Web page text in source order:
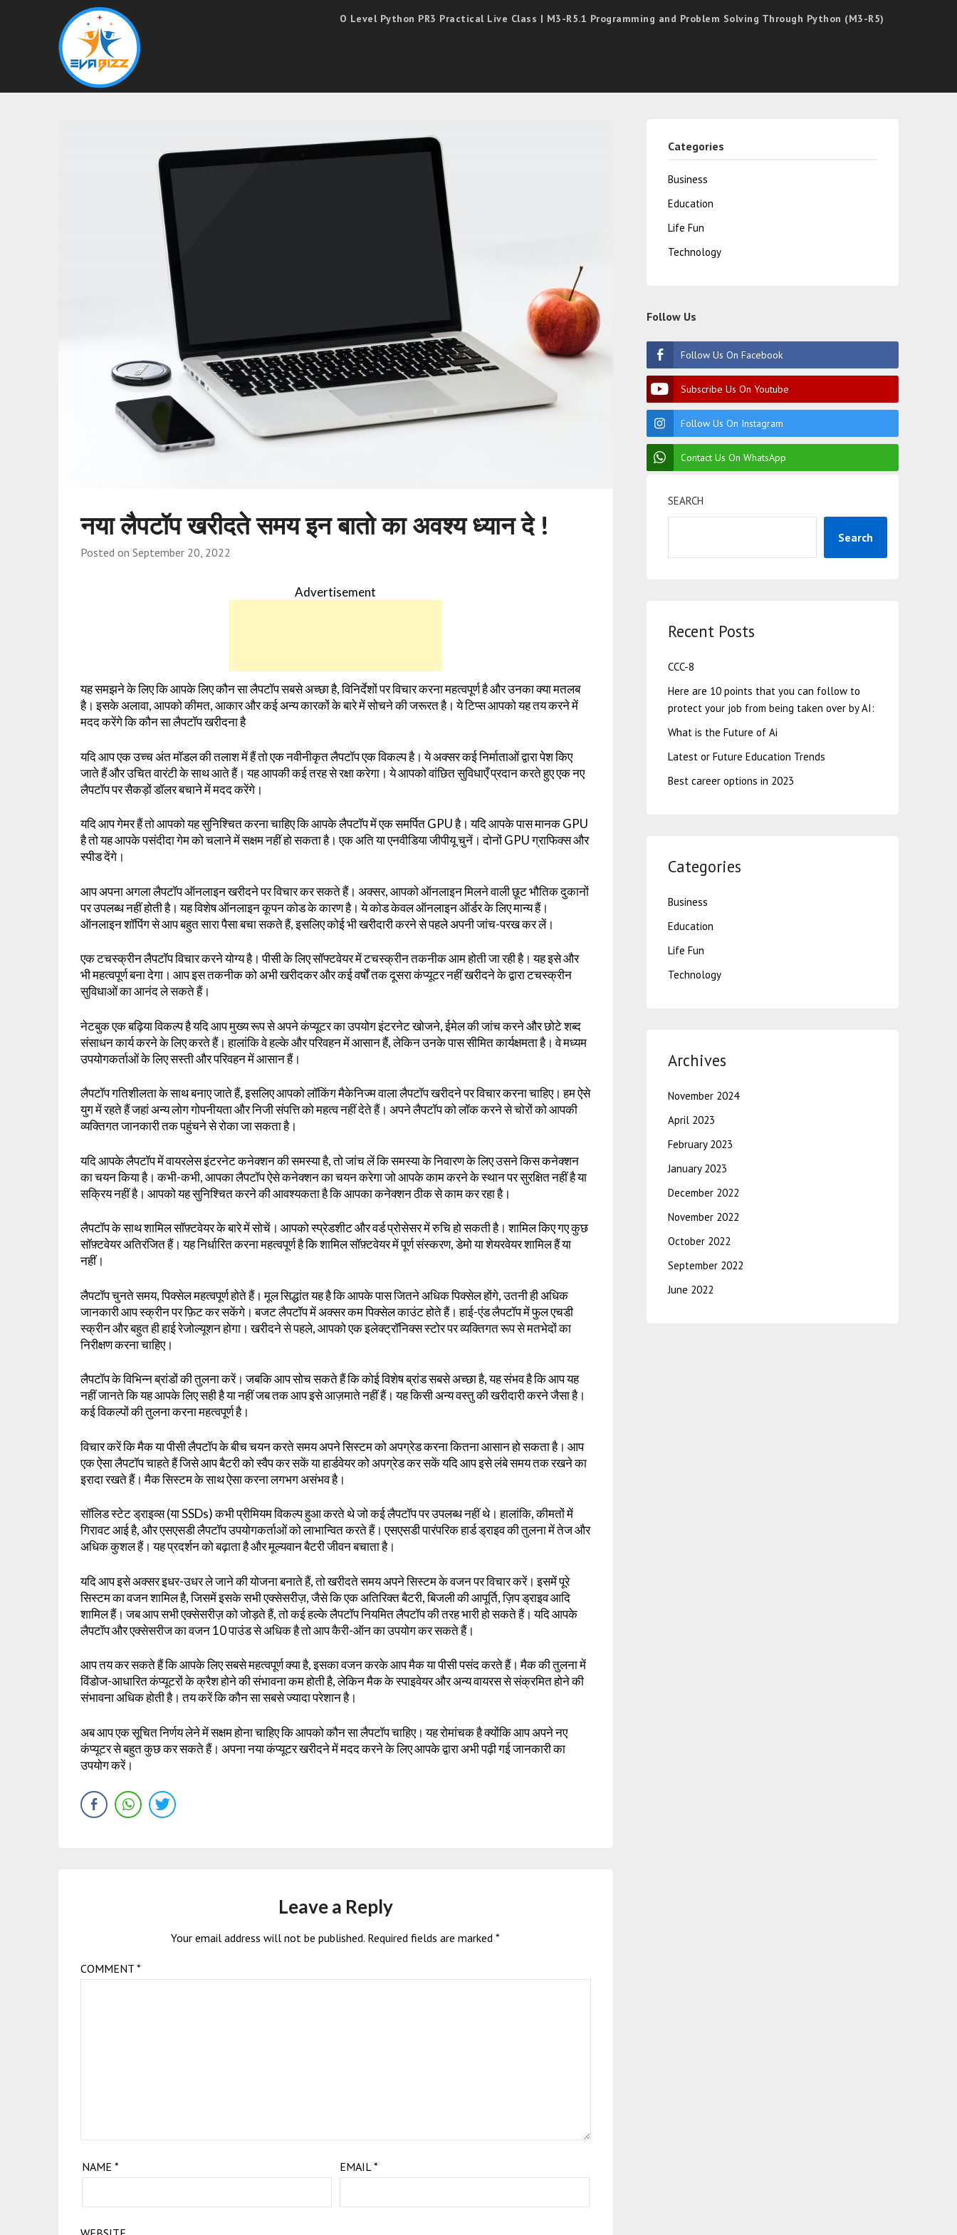
O Level Python PR3 Practical Live Class | M3-R5.1 Programming and Problem Solving Through Python (M3-R5)
नया लैपटॉप खरीदते समय इन बातो का अवश्य ध्यान दे !
Posted onSeptember 20, 2022
Advertisement
यह समझने के लिए कि आपके लिए कौन सा लैपटॉप सबसे अच्छा है, विनिर्देशों पर विचार करना महत्वपूर्ण है और उनका क्या मतलब
है। इसके अलावा, आपको कीमत, आकार और कई अन्य कारकों के बारे में सोचने की जरूरत है। ये टिप्स आपको यह तय करने में
मदद करेंगे कि कौन सा लैपटॉप खरीदना है
यदि आप एक उच्च अंत मॉडल की तलाश में हैं तो एक नवीनीकृत लैपटॉप एक विकल्प है। ये अक्सर कई निर्माताओं द्वारा पेश किए
जाते हैं और उचित वारंटी के साथ आते हैं। यह आपकी कई तरह से रक्षा करेगा। ये आपको वांछित सुविधाएँ प्रदान करते हुए एक नए
लैपटॉप पर सैकड़ों डॉलर बचाने में मदद करेंगे।
यदि आप गेमर हैं तो आपको यह सुनिश्चित करना चाहिए कि आपके लैपटॉप में एक समर्पित GPU है। यदि आपके पास मानक GPU
है तो यह आपके पसंदीदा गेम को चलाने में सक्षम नहीं हो सकता है। एक अति या एनवीडिया जीपीयू चुनें। दोनों GPU ग्राफिक्स और
स्पीड देंगे।
आप अपना अगला लैपटॉप ऑनलाइन खरीदने पर विचार कर सकते हैं। अक्सर, आपको ऑनलाइन मिलने वाली छूट भौतिक दुकानों
पर उपलब्ध नहीं होती है। यह विशेष ऑनलाइन कूपन कोड के कारण है। ये कोड केवल ऑनलाइन ऑर्डर के लिए मान्य हैं।
ऑनलाइन शॉपिंग से आप बहुत सारा पैसा बचा सकते हैं, इसलिए कोई भी खरीदारी करने से पहले अपनी जांच-परख कर लें।
एक टचस्क्रीन लैपटॉप विचार करने योग्य है। पीसी के लिए सॉफ्टवेयर में टचस्क्रीन तकनीक आम होती जा रही है। यह इसे और
भी महत्वपूर्ण बना देगा। आप इस तकनीक को अभी खरीदकर और कई वर्षों तक दूसरा कंप्यूटर नहीं खरीदने के द्वारा टचस्क्रीन
सुविधाओं का आनंद ले सकते हैं।
नेटबुक एक बढ़िया विकल्प है यदि आप मुख्य रूप से अपने कंप्यूटर का उपयोग इंटरनेट खोजने, ईमेल की जांच करने और छोटे शब्द
संसाधन कार्य करने के लिए करते हैं। हालांकि वे हल्के और परिवहन में आसान हैं, लेकिन उनके पास सीमित कार्यक्षमता है। वे मध्यम
उपयोगकर्ताओं के लिए सस्ती और परिवहन में आसान हैं।
लैपटॉप गतिशीलता के साथ बनाए जाते हैं, इसलिए आपको लॉकिंग मैकेनिज्म वाला लैपटॉप खरीदने पर विचार करना चाहिए। हम ऐसे
युग में रहते हैं जहां अन्य लोग गोपनीयता और निजी संपत्ति को महत्व नहीं देते हैं। अपने लैपटॉप को लॉक करने से चोरों को आपकी
व्यक्तिगत जानकारी तक पहुंचने से रोका जा सकता है।
यदि आपके लैपटॉप में वायरलेस इंटरनेट कनेक्शन की समस्या है, तो जांच लें कि समस्या के निवारण के लिए उसने किस कनेक्शन
का चयन किया है। कभी-कभी, आपका लैपटॉप ऐसे कनेक्शन का चयन करेगा जो आपके काम करने के स्थान पर सुरक्षित नहीं है या
सक्रिय नहीं है। आपको यह सुनिश्चित करने की आवश्यकता है कि आपका कनेक्शन ठीक से काम कर रहा है।
लैपटॉप के साथ शामिल सॉफ़्टवेयर के बारे में सोचें। आपको स्प्रेडशीट और वर्ड प्रोसेसर में रुचि हो सकती है। शामिल किए गए कुछ
सॉफ़्टवेयर अतिरंजित हैं। यह निर्धारित करना महत्वपूर्ण है कि शामिल सॉफ़्टवेयर में पूर्ण संस्करण, डेमो या शेयरवेयर शामिल हैं या
नहीं।
लैपटॉप चुनते समय, पिक्सेल महत्वपूर्ण होते हैं। मूल सिद्धांत यह है कि आपके पास जितने अधिक पिक्सेल होंगे, उतनी ही अधिक
जानकारी आप स्क्रीन पर फ़िट कर सकेंगे। बजट लैपटॉप में अक्सर कम पिक्सेल काउंट होते हैं। हाई-एंड लैपटॉप में फुल एचडी
स्क्रीन और बहुत ही हाई रेजोल्यूशन होगा। खरीदने से पहले, आपको एक इलेक्ट्रॉनिक्स स्टोर पर व्यक्तिगत रूप से मतभेदों का
निरीक्षण करना चाहिए।
लैपटॉप के विभिन्न ब्रांडों की तुलना करें। जबकि आप सोच सकते हैं कि कोई विशेष ब्रांड सबसे अच्छा है, यह संभव है कि आप यह
नहीं जानते कि यह आपके लिए सही है या नहीं जब तक आप इसे आज़माते नहीं हैं। यह किसी अन्य वस्तु की खरीदारी करने जैसा है।
कई विकल्पों की तुलना करना महत्वपूर्ण है।
विचार करें कि मैक या पीसी लैपटॉप के बीच चयन करते समय अपने सिस्टम को अपग्रेड करना कितना आसान हो सकता है। आप
एक ऐसा लैपटॉप चाहते हैं जिसे आप बैटरी को स्वैप कर सकें या हार्डवेयर को अपग्रेड कर सकें यदि आप इसे लंबे समय तक रखने का
इरादा रखते हैं। मैक सिस्टम के साथ ऐसा करना लगभग असंभव है।
सॉलिड स्टेट ड्राइव्स (या SSDs) कभी प्रीमियम विकल्प हुआ करते थे जो कई लैपटॉप पर उपलब्ध नहीं थे। हालांकि, कीमतों में
गिरावट आई है, और एसएसडी लैपटॉप उपयोगकर्ताओं को लाभान्वित करते हैं। एसएसडी पारंपरिक हार्ड ड्राइव की तुलना में तेज और
अधिक कुशल हैं। यह प्रदर्शन को बढ़ाता है और मूल्यवान बैटरी जीवन बचाता है।
यदि आप इसे अक्सर इधर-उधर ले जाने की योजना बनाते हैं, तो खरीदते समय अपने सिस्टम के वजन पर विचार करें। इसमें पूरे
सिस्टम का वजन शामिल है, जिसमें इसके सभी एक्सेसरीज़, जैसे कि एक अतिरिक्त बैटरी, बिजली की आपूर्ति, ज़िप ड्राइव आदि
शामिल हैं। जब आप सभी एक्सेसरीज़ को जोड़ते हैं, तो कई हल्के लैपटॉप नियमित लैपटॉप की तरह भारी हो सकते हैं। यदि आपके
लैपटॉप और एक्सेसरीज का वजन 10 पाउंड से अधिक है तो आप कैरी-ऑन का उपयोग कर सकते हैं।
आप तय कर सकते हैं कि आपके लिए सबसे महत्वपूर्ण क्या है, इसका वजन करके आप मैक या पीसी पसंद करते हैं। मैक की तुलना में
विंडोज-आधारित कंप्यूटरों के क्रैश होने की संभावना कम होती है, लेकिन मैक के स्पाइवेयर और अन्य वायरस से संक्रमित होने की
संभावना अधिक होती है। तय करें कि कौन सा सबसे ज्यादा परेशान है।
अब आप एक सूचित निर्णय लेने में सक्षम होना चाहिए कि आपको कौन सा लैपटॉप चाहिए। यह रोमांचक है क्योंकि आप अपने नए
कंप्यूटर से बहुत कुछ कर सकते हैं। अपना नया कंप्यूटर खरीदने में मदद करने के लिए आपके द्वारा अभी पढ़ी गई जानकारी का
उपयोग करें।
Leave a Reply
Your email address will not be published. Required fields are marked*
COMMENT*
NAME * EMAIL *
Categories
Business
Education
Life Fun
Technology
Follow Us
Follow Us On Facebook
Subscribe Us On Youtube
Follow Us On Instagram
Contact Us On WhatsApp
SEARCH
Search
Recent Posts
CCC-8
Here are 10 points that you can follow to
protect your job from being taken over by AI:
What is the Future of Ai
Latest or Future Education Trends
Best career options in 2023
Categories
Business
Education
Life Fun
Technology
Archives
November 2024
April 2023
February 2023
January 2023
December 2022
November 2022
October 2022
September 2022
June 2022